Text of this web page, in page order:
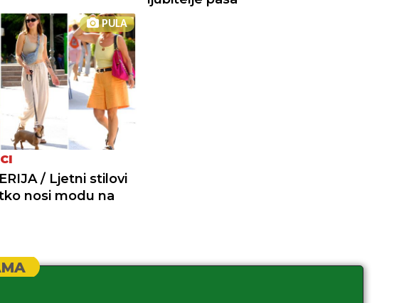
PULA
/ Ljetni stilovi
nosi modu na